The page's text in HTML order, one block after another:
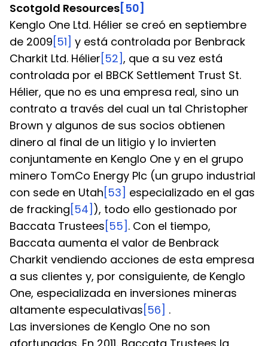
Scotgold Resources [50]
Kenglo One Ltd. Hélier se creó en septiembre
de 2009 [51] y está controlada por Benbrack
Charkit Ltd. Hélier [52] , que a su vez está
controlada por el BBCK Settlement Trust St.
Hélier, que no es una empresa real, sino un
contrato a través del cual un tal Christopher
Brown y algunos de sus socios obtienen
dinero al final de un litigio y lo invierten
conjuntamente en Kenglo One y en el grupo
minero TomCo Energy Plc (un grupo industrial
con sede en Utah [53] especializado en el gas
de fracking [54] ), todo ello gestionado por
Baccata Trustees [55] . Con el tiempo,
Baccata aumenta el valor de Benbrack
Charkit vendiendo acciones de esta empresa
a sus clientes y, por consiguiente, de Kenglo
One, especializada en inversiones mineras
altamente especulativas [56] .
Las inversiones de Kenglo One no son